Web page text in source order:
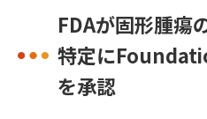
FDAが固形腫瘍
特定に
を承認